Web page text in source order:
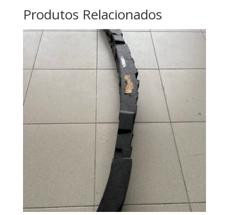
Produtos Relacionados